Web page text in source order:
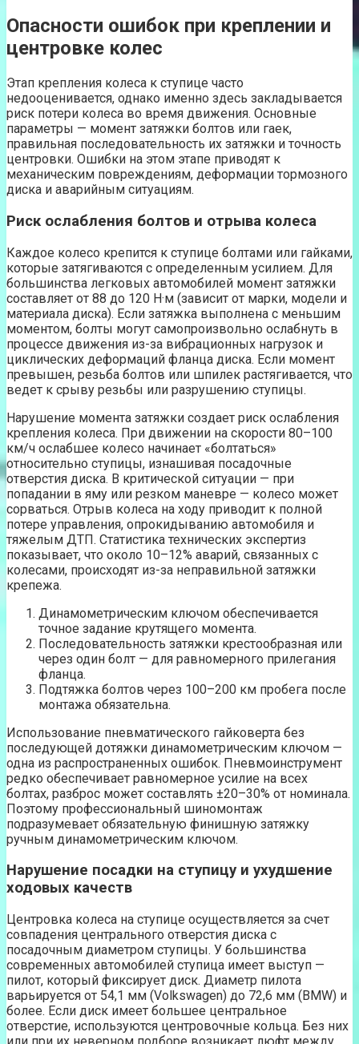
Опасности ошибок при креплении и
центровке колес
Этап крепления колеса к ступице часто
недооценивается, однако именно здесь закладывается
риск потери колеса во время движения. Основные
параметры — момент затяжки болтов или гаек,
правильная последовательность их затяжки и точность
центровки. Ошибки на этом этапе приводят к
механическим повреждениям, деформации тормозного
диска и аварийным ситуациям.
Риск ослабления болтов и отрыва колеса
Каждое колесо крепится к ступице болтами или гайками,
которые затягиваются с определенным усилием. Для
большинства легковых автомобилей момент затяжки
составляет от 88 до 120 Н·м (зависит от марки, модели и
материала диска). Если затяжка выполнена с меньшим
моментом, болты могут самопроизвольно ослабнуть в
процессе движения из-за вибрационных нагрузок и
циклических деформаций фланца диска. Если момент
превышен, резьба болтов или шпилек растягивается, что
ведет к срыву резьбы или разрушению ступицы.
Нарушение момента затяжки создает риск ослабления
крепления колеса. При движении на скорости 80–100
км/ч ослабшее колесо начинает «болтаться»
относительно ступицы, изнашивая посадочные
отверстия диска. В критической ситуации — при
попадании в яму или резком маневре — колесо может
сорваться. Отрыв колеса на ходу приводит к полной
потере управления, опрокидыванию автомобиля и
тяжелым ДТП. Статистика технических экспертиз
показывает, что около 10–12% аварий, связанных с
колесами, происходят из-за неправильной затяжки
крепежа.
Динамометрическим ключом обеспечивается
точное задание крутящего момента.
Последовательность затяжки крестообразная или
через один болт — для равномерного прилегания
фланца.
Подтяжка болтов через 100–200 км пробега после
монтажа обязательна.
Использование пневматического гайковерта без
последующей дотяжки динамометрическим ключом —
одна из распространенных ошибок. Пневмоинструмент
редко обеспечивает равномерное усилие на всех
болтах, разброс может составлять ±20–30% от номинала.
Поэтому профессиональный шиномонтаж
подразумевает обязательную финишную затяжку
ручным динамометрическим ключом.
Нарушение посадки на ступицу и ухудшение
ходовых качеств
Центровка колеса на ступице осуществляется за счет
совпадения центрального отверстия диска с
посадочным диаметром ступицы. У большинства
современных автомобилей ступица имеет выступ —
пилот, который фиксирует диск. Диаметр пилота
варьируется от 54,1 мм (Volkswagen) до 72,6 мм (BMW) и
более. Если диск имеет большее центральное
отверстие, используются центровочные кольца. Без них